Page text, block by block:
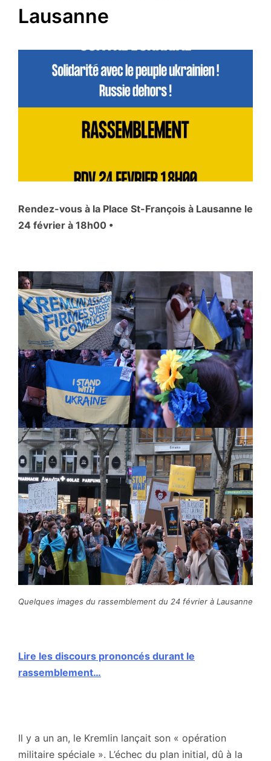
Lausanne
Rendez-vous à la Place St-François à Lausanne le
24 février à 18h00 •
Quelques images du rassemblement du 24 février à Lausanne
Lire les discours prononcés durant le
rassemblement…
Il y a un an, le Kremlin lançait son « opération
militaire spéciale ». L’échec du plan initial, dû à la